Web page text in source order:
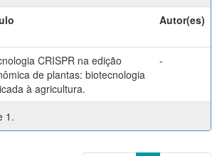
Autor(es)
CRISPR na edição
de plantas: biotecnologia
à agricultura.
-
1.